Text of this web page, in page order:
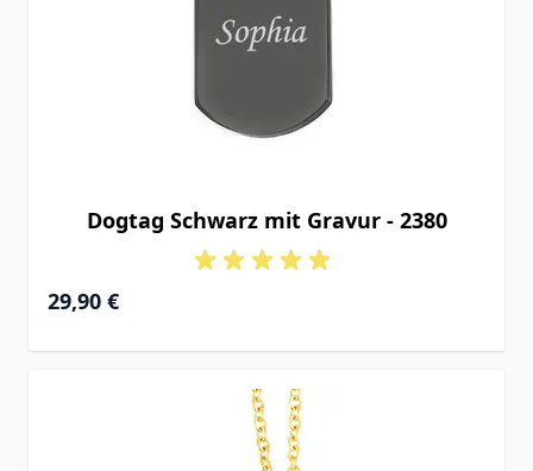
Dogtag Schwarz mit Gravur - 2380
29,90 €